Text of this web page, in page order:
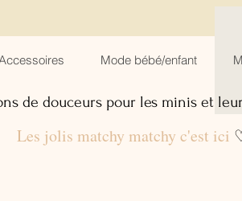
Mode bébé/enfant
de douceurs pour les minis et
Les jolis matchy matchy c'est ici